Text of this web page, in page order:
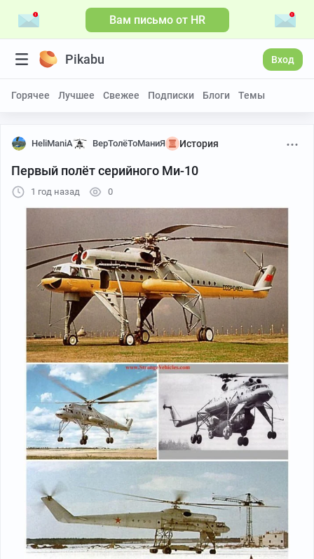
Вам письмо от HR
Pikabu Вход
Горячее Лучшее Свежее Подписки Блоги Темы
HeliManiA ВерТолёТоМаниЯ История
Первый полёт серийного Ми-10
1 год назад 0